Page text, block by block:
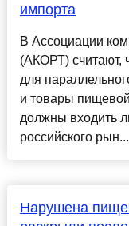
импорта
В Ассоциации
(АКОРТ) считают,
для
и товары
должны входить
российского рын...
Нарушена